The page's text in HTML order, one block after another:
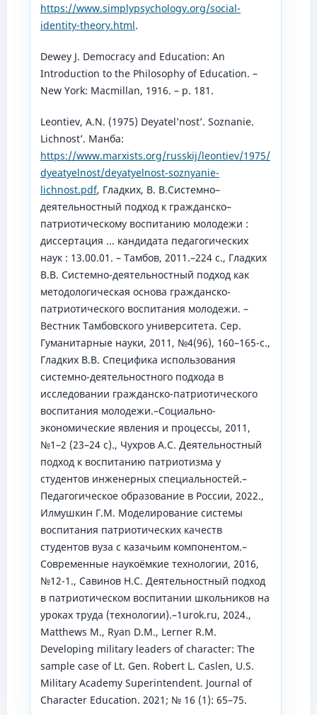
https://www.simplypsychology.org/social-
identity-theory.html.
Dewey J. Democracy and Education: An
Introduction to the Philosophy of Education. –
New York: Macmillan, 1916. – p. 181.
Leontiev, A.N. (1975) Deyatel’nost’. Soznanie.
Lichnost’. Манба:
https://www.marxists.org/russkij/leontiev/1975/
dyeatyelnost/deyatyelnost-soznyanie-
lichnost.pdf, Гладких, В. В.Системно–
деятельностный подход к гражданско–
патриотическому воспитанию молодежи :
диссертация ... кандидата педагогических
наук : 13.00.01. – Тамбов, 2011.–224 с., Гладких
В.В. Системно-деятельностный подход как
методологическая основа гражданско-
патриотического воспитания молодежи. –
Вестник Тамбовского университета. Сер.
Гуманитарные науки, 2011, №4(96), 160–165-с.,
Гладких В.В. Специфика использования
системно-деятельностного подхода в
исследовании гражданско-патриотического
воспитания молодежи.–Социально-
экономические явления и процессы, 2011,
№1–2 (23–24 с)., Чухров А.С. Деятельностный
подход к воспитанию патриотизма у
студентов инженерных специальностей.–
Педагогическое образование в России, 2022.,
Илмушкин Г.М. Моделирование системы
воспитания патриотических качеств
студентов вуза с казачьим компонентом.–
Современные наукоёмкие технологии, 2016,
№12-1., Савинов Н.С. Деятельностный подход
в патриотическом воспитании школьников на
уроках труда (технологии).–1urok.ru, 2024.,
Matthews M., Ryan D.M., Lerner R.M.
Developing military leaders of character: The
sample case of Lt. Gen. Robert L. Caslen, U.S.
Military Academy Superintendent. Journal of
Character Education. 2021; № 16 (1): 65–75.